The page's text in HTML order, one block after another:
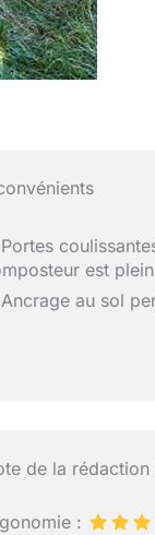
Portes
est
Ancrage au sol
de la rédaction
: